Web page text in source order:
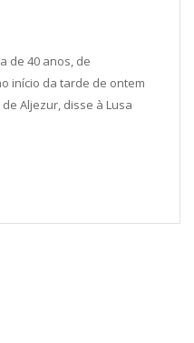
de 40 anos, de
início da tarde de ontem
Aljezur, disse à Lusa